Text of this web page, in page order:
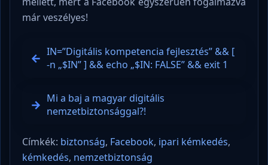
már veszélyes!
IN=”Digitális kompetencia fejlesztés” && [
-n „$IN” ] && echo „$IN: FALSE” && exit 1
Mi a baj a magyar digitális
nemzetbiztonsággal?!
Címkék: biztonság, Facebook, ipari kémkedés,
kémkedés, nemzetbiztonság